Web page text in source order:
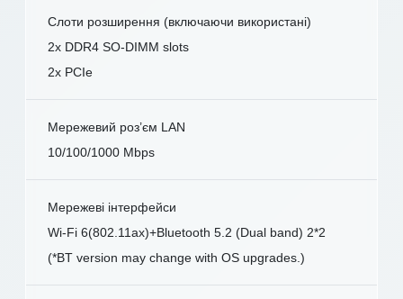
Слоти розширення (включаючи використані)
2x DDR4 SO-DIMM slots
2x PCIe
Мережевий роз’єм LAN
10/100/1000 Mbps
Мережеві інтерфейси
Wi-Fi 6(802.11ax)+Bluetooth 5.2 (Dual band) 2*2
(*BT version may change with OS upgrades.)